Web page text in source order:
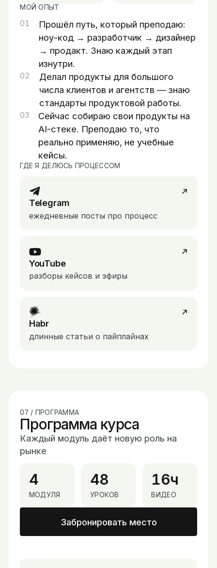
МОЙ ОПЫТ
01
Прошёл путь, который преподаю:
ноу-код → разработчик → дизайнер
→ продакт. Знаю каждый этап
изнутри.
02
Делал продукты для большого
числа клиентов и агентств — знаю
стандарты продуктовой работы.
03
Сейчас собираю свои продукты на
AI-стеке. Преподаю то, что
реально применяю, не учебные
кейсы.
ГДЕ Я ДЕЛЮСЬ ПРОЦЕССОМ
Telegram
ежедневные посты про процесс
YouTube
разборы кейсов и эфиры
Habr
длинные статьи о пайплайнах
07 / ПРОГРАММА
Программа курса
Каждый модуль даёт новую роль на
рынке
4
МОДУЛЯ
48
УРОКОВ
16ч
ВИДЕО
Забронировать место